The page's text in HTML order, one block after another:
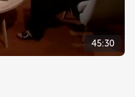
45:30